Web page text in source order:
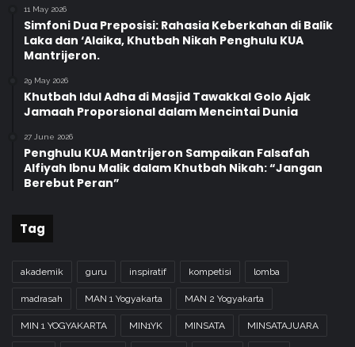
11 May 2026
Simfoni Dua Preposisi: Rahasia Keberkahan di Balik
Laka dan ‘Alaika, Khutbah Nikah Penghulu KUA
Mantrijeron.
29 May 2026
Khutbah Idul Adha di Masjid Tawakkal Golo Ajak
Jamaah Proporsional dalam Mencintai Dunia
27 June 2026
Penghulu KUA Mantrijeron Sampaikan Falsafah
Alfiyah Ibnu Malik dalam Khutbah Nikah: “Jangan
Berebut Peran”
Tag
akademik guru inspiratif kompetisi lomba
madrasah MAN 1 Yogyakarta MAN 2 Yogyakarta
MIN 1 YOGYAKARTA MIN1YK MINSATA MINSATAJUARA